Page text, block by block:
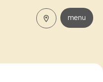
menu